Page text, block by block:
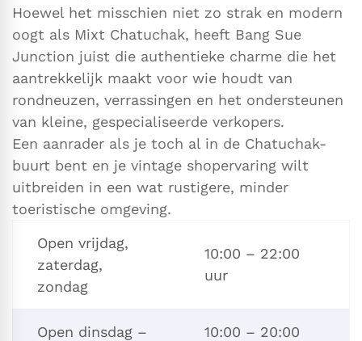
Hoewel het misschien niet zo strak en modern
oogt als Mixt Chatuchak, heeft Bang Sue
Junction juist die authentieke charme die het
aantrekkelijk maakt voor wie houdt van
rondneuzen, verrassingen en het ondersteunen
van kleine, gespecialiseerde verkopers.
Een aanrader als je toch al in de Chatuchak-
buurt bent en je vintage shopervaring wilt
uitbreiden in een wat rustigere, minder
toeristische omgeving.
Open vrijdag,
zaterdag,
zondag
10:00 – 22:00
uur
Open dinsdag –
10:00 – 20:00